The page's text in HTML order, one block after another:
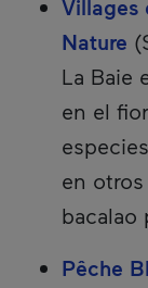
Villages
Nature
La Baie
en el
en
bacalao
Pêche